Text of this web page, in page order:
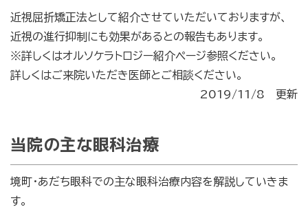
近視屈折矯正法として紹介させていただいておりますが、
近視の進行抑制にも効果があるとの報告もあります。
※詳しくはオルソケラトロジー紹介ページ参照ください。
詳しくはご来院いただき医師とご相談ください。
2019/11/8 更新
当院の主な眼科治療
境町・あだち眼科での主な眼科治療内容を解説していきま
す。